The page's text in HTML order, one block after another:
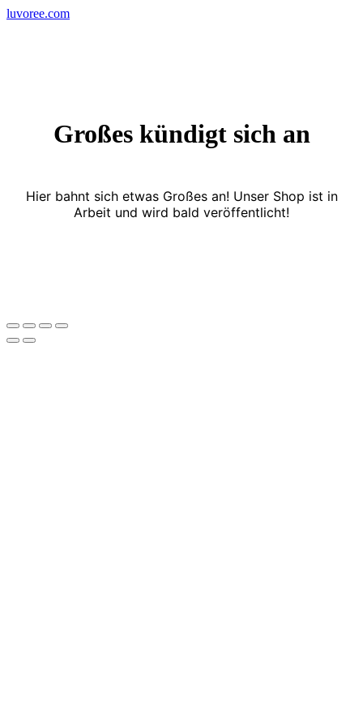
Skip
luvoree.com
Großes kündigt sich an
Hier bahnt sich etwas Großes an! Unser Shop ist in
Arbeit und wird bald veröffentlicht!